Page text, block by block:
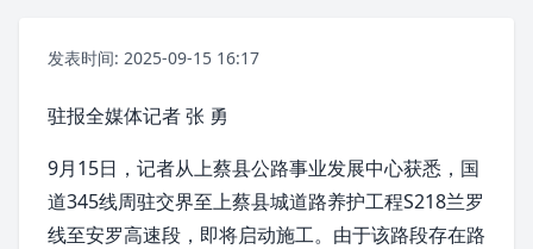
发表时间: 2025-09-15 16:17
驻报全媒体记者 张 勇
9月15日，记者从上蔡县公路事业发展中心获悉，国
道345线周驻交界至上蔡县城道路养护工程S218兰罗
线至安罗高速段，即将启动施工。由于该路段存在路